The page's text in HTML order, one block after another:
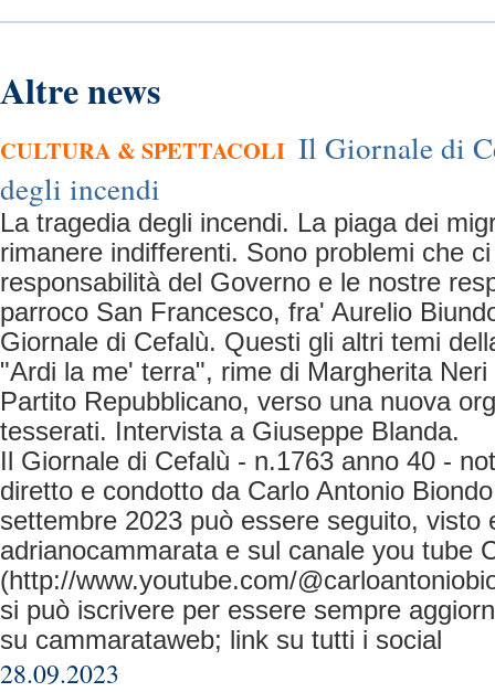
Altre news
CULTURA & SPETTACOLI Il Giornale di
degli incendi
La tragedia degli incendi. La piaga dei
rimanere indifferenti. Sono problemi che
responsabilità del Governo e le nostre
parroco San Francesco, fra' Aurelio
Giornale di Cefalù. Questi gli altri temi
"Ardi la me' terra", rime di Margherita Neri
Partito Repubblicano, verso una nuova
tesserati. Intervista a Giuseppe Blanda.
Il Giornale di Cefalù - n.1763 anno 40 -
diretto e condotto da Carlo Antonio
settembre 2023 può essere seguito, visto
adrianocammarata e sul canale you tube
(http://www.youtube.com/
si può iscrivere per essere sempre
su cammarataweb; link su tutti i social
28.09.2023